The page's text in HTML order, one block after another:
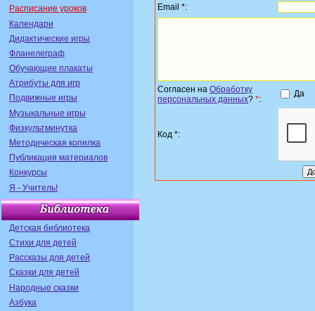
Расписание уроков
Календари
Дидактические игры
Фланелеграф
Обучающие плакаты
Атрибуты для игр
Подвижные игры
Музыкальные игры
Физкультминутка
Методическая копилка
Публикация материалов
Конкурсы
Я - Учитель!
Детская библиотека
Стихи для детей
Рассказы для детей
Сказки для детей
Народные сказки
Азбука
Email *:
Согласен на Обработку
персональных данных? *:
Да
Код *: